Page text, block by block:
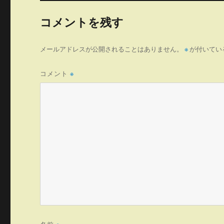
コメントを残す
メールアドレスが公開されることはありません。 ※ が付いて
コメント※